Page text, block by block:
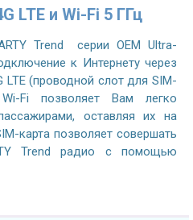
LTE и Wi-Fi 5 ГГц
Trend серии OEM Ultra-
к Интернету через
LTE (проводной слот для SIM-
Fi позволяет Вам легко
оставляя их на
карта позволяет совершать
Trend радио с помощью